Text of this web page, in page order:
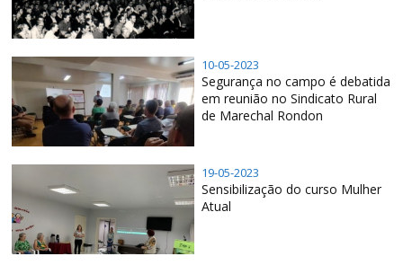
10-05-2023
Segurança no campo é debatida
em reunião no Sindicato Rural
de Marechal Rondon
19-05-2023
Sensibilização do curso Mulher
Atual